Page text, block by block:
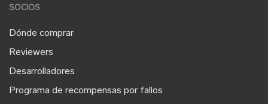
SOCIOS
Dónde comprar
Reviewers
Desarrolladores
Programa de recompensas por fallos